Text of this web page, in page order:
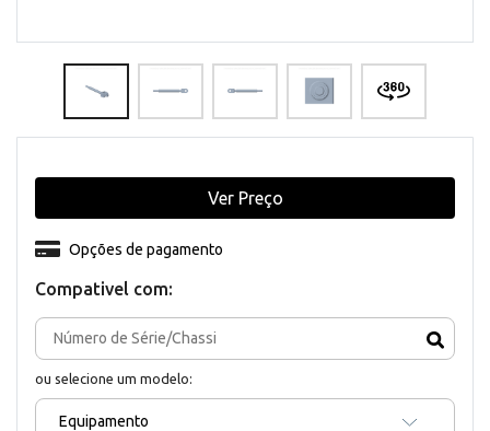
Compativel com:
ou selecione um modelo:
Equipamento
Opções de pagamento
Ver Preço